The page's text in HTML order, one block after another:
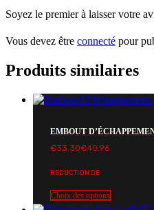
Soyez le premier à laisser votre
Vous devez être connecté pour
Produits similaires
EMBOUT
€33.30€40.96
REDUCTION DE
Choix des options